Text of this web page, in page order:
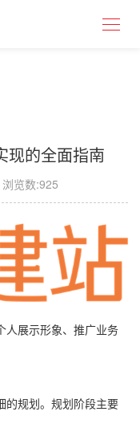
现的全面指南
浏览数:925
人展示形象、推广业务
的规划。规划阶段主要